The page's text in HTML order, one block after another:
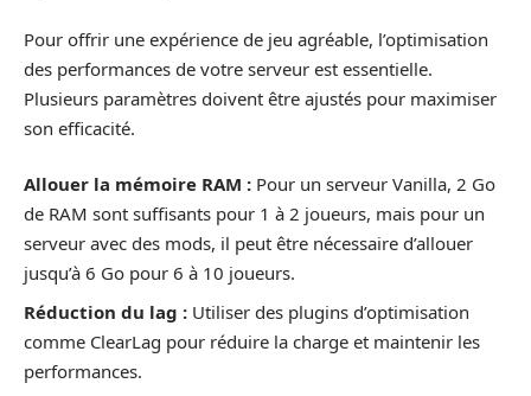
Pour offrir une expérience de jeu agréable, l’optimisation
des performances de votre serveur est essentielle.
Plusieurs paramètres doivent être ajustés pour maximiser
son efficacité.
Allouer la mémoire RAM : Pour un serveur Vanilla, 2 Go
de RAM sont suffisants pour 1 à 2 joueurs, mais pour un
serveur avec des mods, il peut être nécessaire d’allouer
jusqu’à 6 Go pour 6 à 10 joueurs.
Réduction du lag : Utiliser des plugins d’optimisation
comme ClearLag pour réduire la charge et maintenir les
performances.